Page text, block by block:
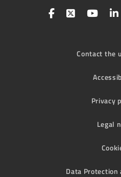
Contact the
Privacy
Legal
Data